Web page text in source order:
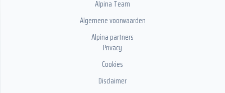
Alpina Team
Algemene voorwaarden
Alpina partners
Privacy
Cookies
Disclaimer